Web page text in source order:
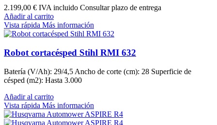
2.199,00 € IVA incluido Consultar plazo de entrega
Añadir al carrito
Vista rápida Más información
Robot cortacésped Stihl RMI 632
Batería (V/Ah): 29/4,5 Ancho de corte (cm): 28 Superficie de
césped (m2): Hasta 3.000
Añadir al carrito
Vista rápida Más información